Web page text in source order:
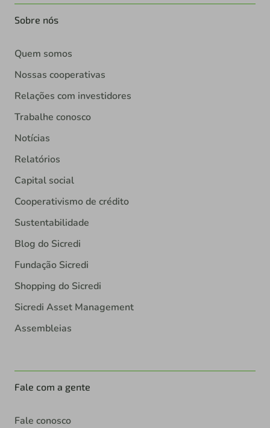
Sobre nós
Quem somos
Nossas cooperativas
Relações com investidores
Trabalhe conosco
Notícias
Relatórios
Capital social
Cooperativismo de crédito
Sustentabilidade
Blog do Sicredi
Fundação Sicredi
Shopping do Sicredi
Sicredi Asset Management
Assembleias
Fale com a gente
Fale conosco